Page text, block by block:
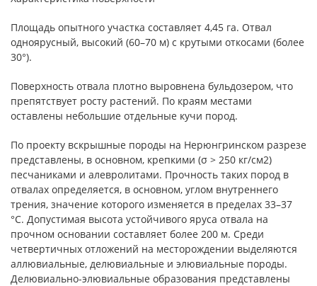
Площадь опытного участка составляет 4,45 га. Отвал
одноярусный, высокий (60–70 м) с крутыми откосами (более
30°).
Поверхность отвала плотно выровнена бульдозером, что
препятствует росту растений. По краям местами
оставлены небольшие отдельные кучи пород.
По проекту вскрышные породы на Нерюнгринском разрезе
представлены, в основном, крепкими (σ > 250 кг/см2)
песчаниками и алевролитами. Прочность таких пород в
отвалах определяется, в основном, углом внутреннего
трения, значение которого изменяется в пределах 33–37
°С. Допустимая высота устойчивого яруса отвала на
прочном основании составляет более 200 м. Среди
четвертичных отложений на месторождении выделяются
аллювиальные, делювиальные и элювиальные породы.
Делювиально-элювиальные образования представлены